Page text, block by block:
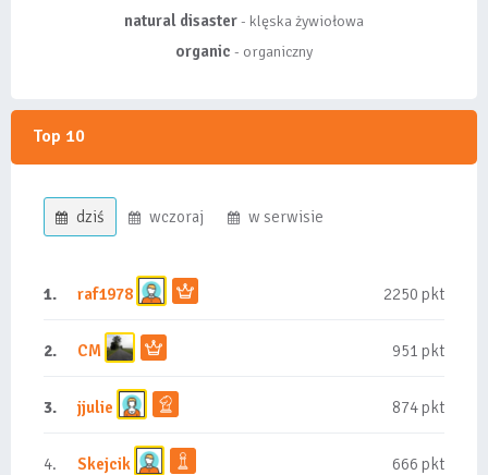
natural disaster- klęska żywiołowa
organic - organiczny
Top 10
dziś wczoraj w serwisie
1. raf1978 2250 pkt
2. CM 951 pkt
3. jjulie 874 pkt
4. Skejcik 666 pkt